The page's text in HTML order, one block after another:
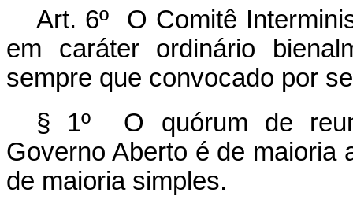
Art. 6º O Comitê
em caráter ordinário
sempre que convocado por
§ 1º O quórum de
Governo Aberto é de maioria
de maioria simples.